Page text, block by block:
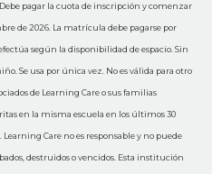
pagar la cuota de inscripción y comenzar
de 2026. La matrícula debe pagarse por
según la disponibilidad de espacio. Sin
Se usa por única vez. No es válida para otro
de Learning Care o sus familias
en la misma escuela en los últimos 30
Care no es responsable y no puede
destruidos o vencidos. Esta institución